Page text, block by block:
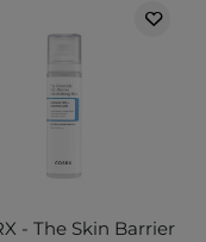
- The Skin Barrier